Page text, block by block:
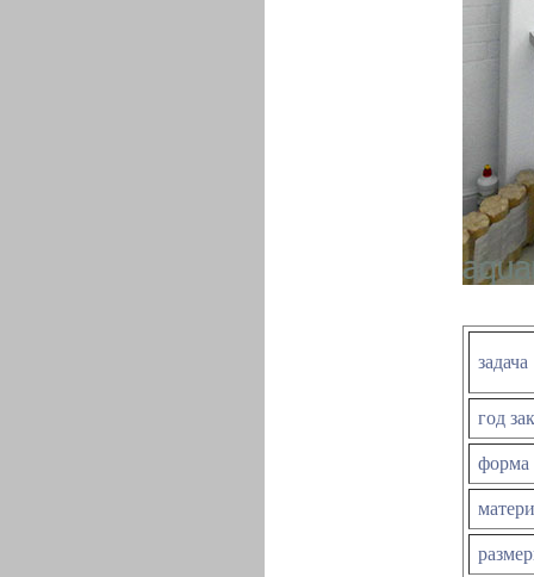
задача
год
форма